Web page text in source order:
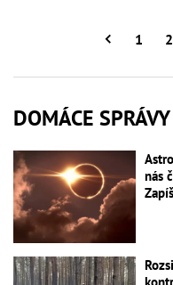
1 2
DOMÁCE SPRÁVY
nás